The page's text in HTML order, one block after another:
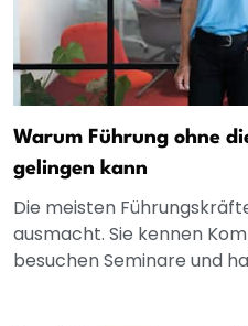
Warum Führung ohne
gelingen kann
Die meisten
ausmacht. Sie kennen
besuchen Seminare und